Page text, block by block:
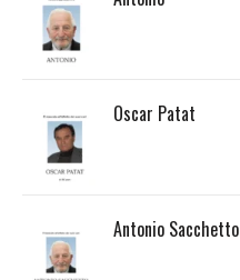
Oscar Patat
Antonio Sacchetto